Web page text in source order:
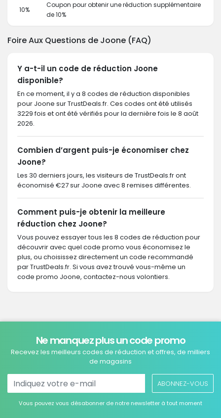
10%
Coupon pour obtenir une réduction supplémentaire
de 10%
Foire Aux Questions de Joone (FAQ)
Y a-t-il un code de réduction Joone
disponible?
En ce moment, il y a 8 codes de réduction disponibles
pour Joone sur TrustDeals.fr. Ces codes ont été utilisés
3229 fois et ont été vérifiés pour la dernière fois le 8 août
2026.
Combien d’argent puis-je économiser chez
Joone?
Les 30 derniers jours, les visiteurs de TrustDeals.fr ont
économisé €27 sur Joone avec 8 remises différentes.
Comment puis-je obtenir la meilleure
réduction chez Joone?
Vous pouvez essayer tous les 8 codes de réduction pour
découvrir avec quel code promo vous économisez le
plus, ou choisissez directement un code recommandé
par TrustDeals.fr. Si vous avez trouvé vous-même un
code promo Joone, contactez-nous volontiers.
Ne manquez plus un code promo
Recevez les meilleurs codes de réduction et offres, de milliers
de magasins
ABONNEZ-VOUS
Vous pouvez vous désabonner de notre newsletter à tout moment